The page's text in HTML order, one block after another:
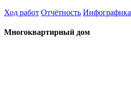
Ход работ Отчётность Инфографика
Многоквартирный дом